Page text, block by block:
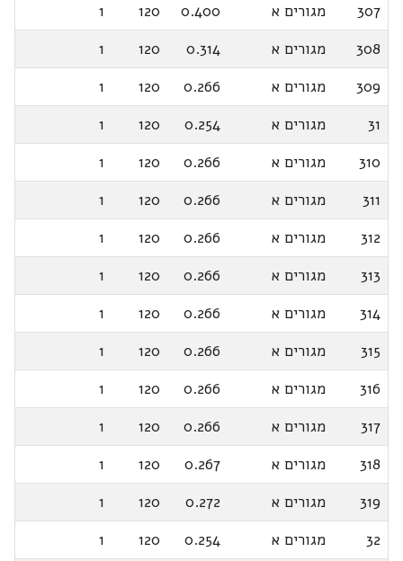
307
מגורים א 0.400
120
1
308
מגורים א 0.314
120
1
309
מגורים א 0.266
120
1
31
מגורים א 0.254
120
1
310
מגורים א 0.266
120
1
311
מגורים א 0.266
120
1
312
מגורים א 0.266
120
1
313
מגורים א 0.266
120
1
314
מגורים א 0.266
120
1
315
מגורים א 0.266
120
1
316
מגורים א 0.266
120
1
317
מגורים א 0.266
120
1
318
מגורים א 0.267
120
1
319
מגורים א 0.272
120
1
32
מגורים א 0.254
120
1